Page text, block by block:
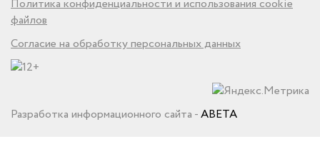
Политика конфиденциальности и использования cookie
файлов
Согласие на обработку персональных данных
Разработка информационного сайта -ABETA